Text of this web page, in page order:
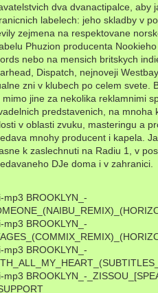
dva dvanactipalce, aby
labelech: jeho skladby v
zejmena na respektovane
Phuzion producenta
nebo na mensich britskych
Dispatch, nejnoveji
zni v klubech po celem svete.
mimo jine za nekolika reklamnimi
predstavenich, na mnoha
v oblasti zvuku, masteringu a
mnohy producent i kapela.
k zaslechnuti na Radiu 1, v
DJe doma i v zahranici.
mp3 BROOKLYN_-
mp3 BROOKLYN_-
mp3 BROOKLYN_-
mp3 BROOKLYN_-